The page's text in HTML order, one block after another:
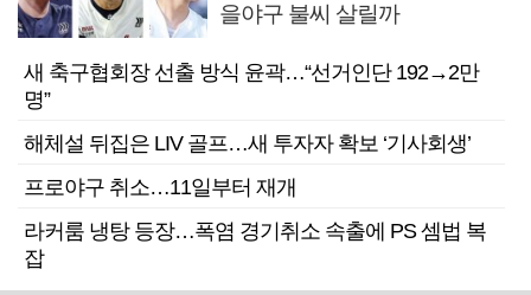
을야구 불씨 살릴까
새 축구협회장 선출 방식 윤곽…“선거인단 192→2만
명”
해체설 뒤집은 LIV 골프…새 투자자 확보 ‘기사회생’
프로야구 취소…11일부터 재개
라커룸 냉탕 등장…폭염 경기취소 속출에 PS 셈법 복
잡